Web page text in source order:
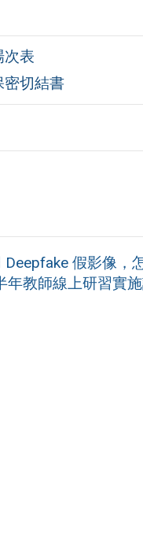
次表
密切結書
假影像，
年教師線上研習實